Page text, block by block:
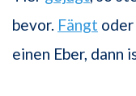
bevor. Fängt oder
einen Eber, dann